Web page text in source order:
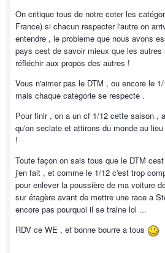
On critique tous de notre coter les
France) si chacun respecter l'autre on
entendre , le probleme que nous avons
pays cest de savoir mieux que les
réfléchir aux propos des autres !
Vous n'aimer pas le DTM , ou encore le
mais chaque categorie se respecte .
Pour finir , on a un cf 1/12 cette saison ,
qu'on seclate et attirons du monde au
!
Toute façon on sais tous que le DTM
j'en fait , et comme le 1/12 c'est trop
pour enlever la poussière de ma voiture
sur étagère avant de mettre une race a
encore pas pourquoi il se traine lol ...
RDV ce WE , et bonne bourre a tous